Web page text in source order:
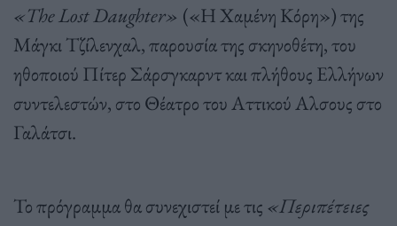
«The Lost Daughter» («Η Χαμένη Κόρη») της
Μάγκι Τζίλενχαλ, παρουσία της σκηνοθέτη, του
ηθοποιού Πίτερ Σάρσγκαρντ και πλήθους Ελλήνων
συντελεστών, στο Θέατρο του Αττικού Αλσους στο
Γαλάτσι.
Το πρόγραμμα θα συνεχιστεί με τις «Περιπέτειες